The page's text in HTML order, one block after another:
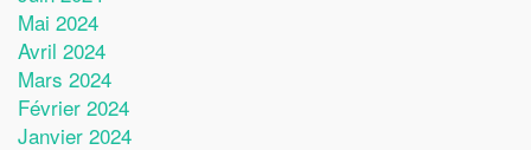
Mai 2024
Avril 2024
Mars 2024
Février 2024
Janvier 2024